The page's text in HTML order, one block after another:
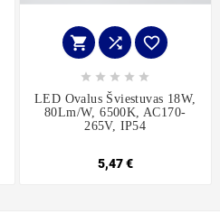
  
    
LED Ovalus Šviestuvas 18W,
80Lm/W, 6500K, AC170-
265V, IP54
5,47 €